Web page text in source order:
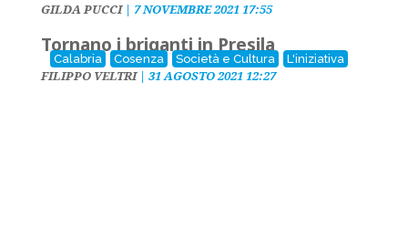
GILDA PUCCI| 7 NOVEMBRE 2021 17:55
Calabria Cosenza Società e Cultura L'iniziativa
Tornano i briganti in Presila
FILIPPO VELTRI| 31 AGOSTO 2021 12:27